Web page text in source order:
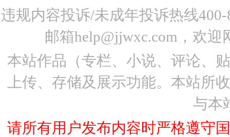
违规内容投诉/未成年投诉热线
邮箱help@jjwxc.com，欢
本站作品（专栏、小说、评论、
上传、存储及展示功能。本站所
与本
请所有用户发布内容时严格遵守